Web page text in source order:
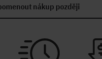
nákup později